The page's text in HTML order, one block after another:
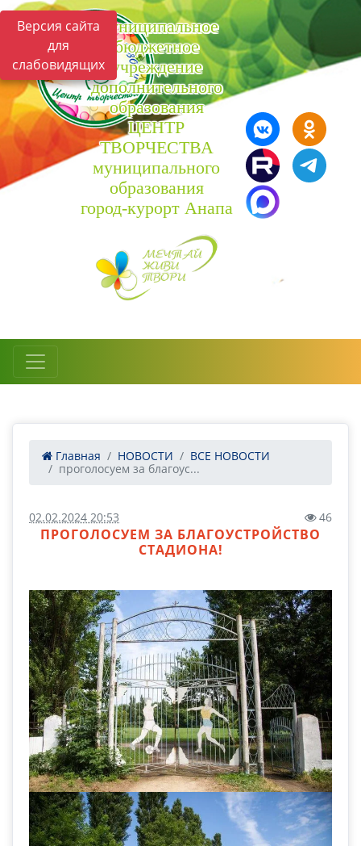
Версия сайта
для
слабовидящих
Муниципальное
бюджетное
учреждение
дополнительного
образования
ЦЕНТР
ТВОРЧЕСТВА
муниципального
образования
город-курорт Анапа
Главная НОВОСТИ
ВСЕ НОВОСТИ
проголосуем за благоус...
02.02.2024 20:53 46
ПРОГОЛОСУЕМ ЗА БЛАГОУСТРОЙСТВО
СТАДИОНА!